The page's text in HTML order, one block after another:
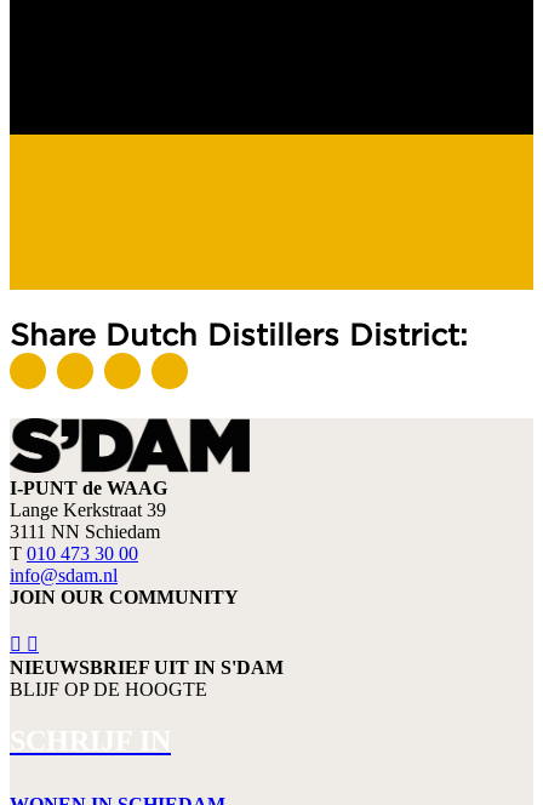
Share Dutch Distillers District:
I-PUNT de WAAG
Lange Kerkstraat 39
3111 NN Schiedam
T 010 473 30 00
info@sdam.nl
JOIN OUR COMMUNITY
NIEUWSBRIEF UIT IN S'DAM
BLIJF OP DE HOOGTE
SCHRIJF IN